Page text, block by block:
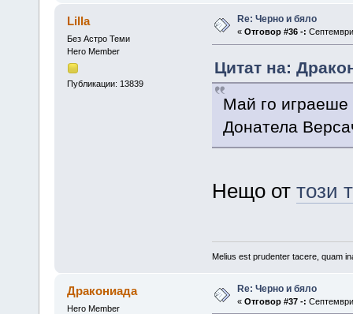
Lilla
Без Астро Теми
Hero Member
Публикации: 13839
Re: Черно и бяло
« Отговор #36 -:
Цитат на:
Май го играеше
Донатела
Нещо от този
Melius est prudenter tacere, quam
Дракониада
Hero Member
Re: Черно и бяло
« Отговор #37 -: